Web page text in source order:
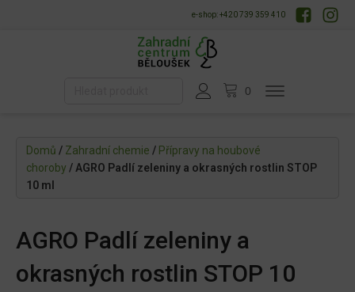
e-shop: +420 739 359 410
Domů / Zahradní chemie / Přípravy na houbové
choroby / AGRO Padlí zeleniny a okrasných rostlin STOP
10 ml
AGRO Padlí zeleniny a
okrasných rostlin STOP 10